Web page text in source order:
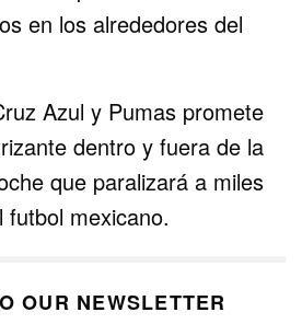
en los alrededores del
Azul y Pumas promete
dentro y fuera de la
que paralizará a miles
futbol mexicano.
OUR NEWSLETTER